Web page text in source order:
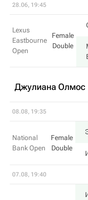
28.06, 19:45
Lexus
Eastbourne
Open
Female
Double
Джулиана Олмос
08.08, 19:35
National
Bank Open
Female
Double
07.08, 19:40